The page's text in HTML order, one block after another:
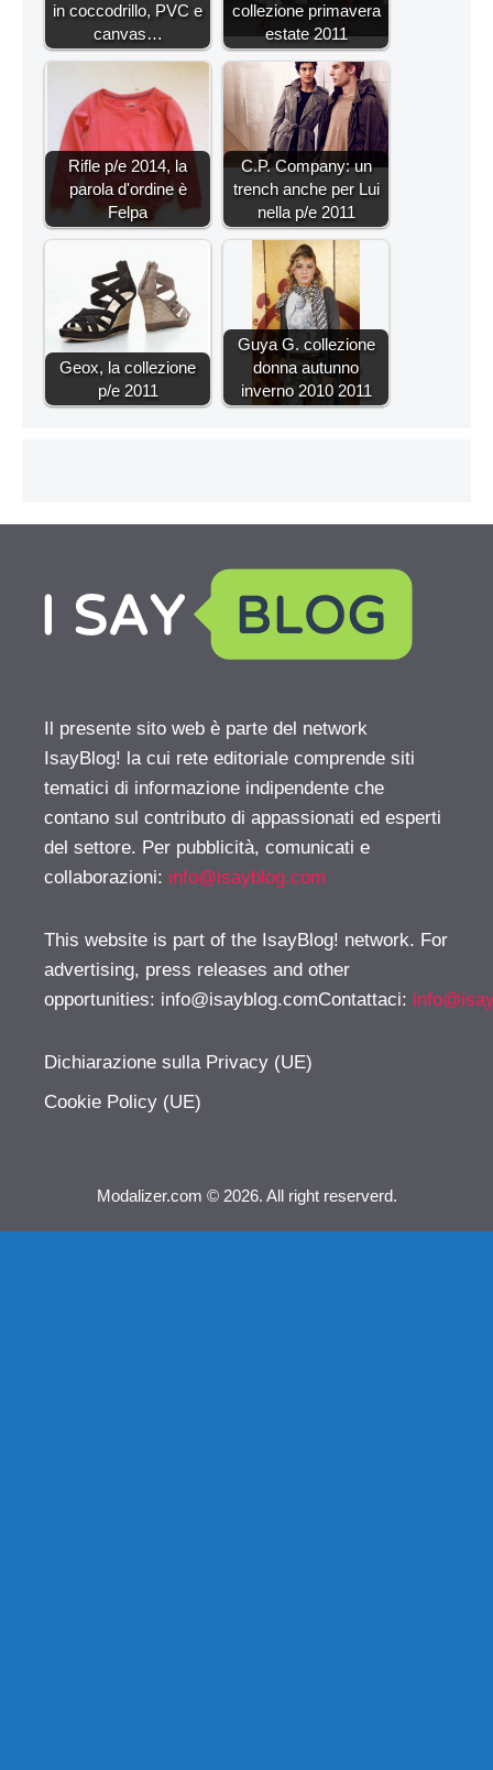
in coccodrillo, PVC e
canvas…
collezione primavera
estate 2011
Rifle p/e 2014, la
parola d'ordine è
Felpa
C.P. Company: un
trench anche per Lui
nella p/e 2011
Geox, la collezione
p/e 2011
Guya G. collezione
donna autunno
inverno 2010 2011
Il presente sito web è parte del network
IsayBlog! la cui rete editoriale comprende siti
tematici di informazione indipendente che
contano sul contributo di appassionati ed esperti
del settore. Per pubblicità, comunicati e
collaborazioni: info@isayblog.com
This website is part of the IsayBlog! network. For
advertising, press releases and other
opportunities: info@isayblog.comContattaci:
Dichiarazione sulla Privacy (UE)
Cookie Policy (UE)
Modalizer.com © 2026. All right reserverd.